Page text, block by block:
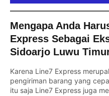
Mengapa Anda
Express Sebagai
Sidoarjo Luwu
Karena Line7 Express
pengiriman barang yang
itu saja Line7 Express juga